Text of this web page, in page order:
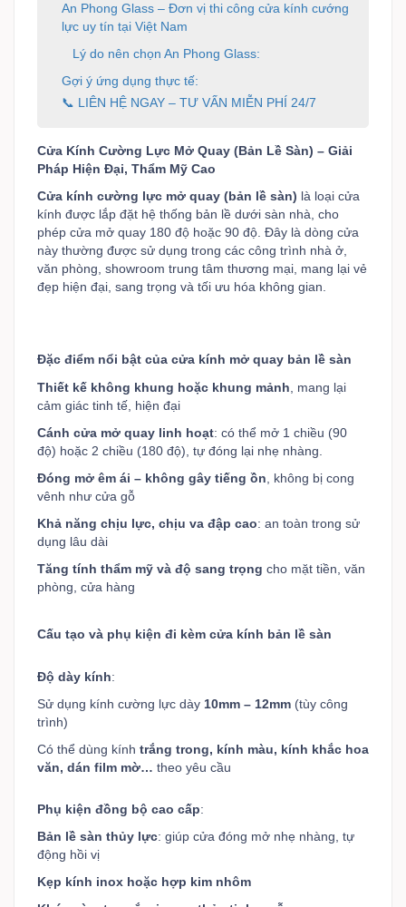
An Phong Glass – Đơn vị thi công cửa kính cướng
lực uy tín tại Việt Nam
Lý do nên chọn An Phong Glass:
Gợi ý ứng dụng thực tế:
📞 LIÊN HỆ NGAY – TƯ VẤN MIỄN PHÍ 24/7
Cửa Kính Cường Lực Mở Quay (Bản Lề Sàn) – Giải
Pháp Hiện Đại, Thẩm Mỹ Cao
Cửa kính cường lực mở quay (bản lề sàn) là loại cửa
kính được lắp đặt hệ thống bản lề dưới sàn nhà, cho
phép cửa mở quay 180 độ hoặc 90 độ. Đây là dòng cửa
này thường được sử dụng trong các công trình nhà ở,
văn phòng, showroom trung tâm thương mại, mang lại vẻ
đẹp hiện đại, sang trọng và tối ưu hóa không gian.
Đặc điểm nổi bật của cửa kính mở quay bản lề sàn
Thiết kế không khung hoặc khung mảnh , mang lại
cảm giác tinh tế, hiện đại
Cánh cửa mở quay linh hoạt: có thể mở 1 chiều (90
độ) hoặc 2 chiều (180 độ), tự đóng lại nhẹ nhàng.
Đóng mở êm ái – không gây tiếng ồn , không bị cong
vênh như cửa gỗ
Khả năng chịu lực, chịu va đập cao: an toàn trong sử
dụng lâu dài
Tăng tính thẩm mỹ và độ sang trọng cho mặt tiền, văn
phòng, cửa hàng
Cấu tạo và phụ kiện đi kèm cửa kính bản lề sàn
Độ dày kính:
Sử dụng kính cường lực dày 10mm – 12mm (tùy công
trình)
Có thể dùng kính trắng trong, kính màu, kính khắc hoa
văn, dán film mờ… theo yêu cầu
Phụ kiện đồng bộ cao cấp:
Bản lề sàn thủy lực: giúp cửa đóng mở nhẹ nhàng, tự
động hồi vị
Kẹp kính inox hoặc hợp kim nhôm